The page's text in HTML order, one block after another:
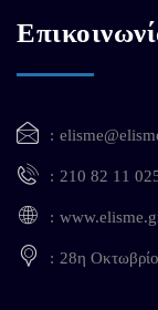
210 82 11
28η